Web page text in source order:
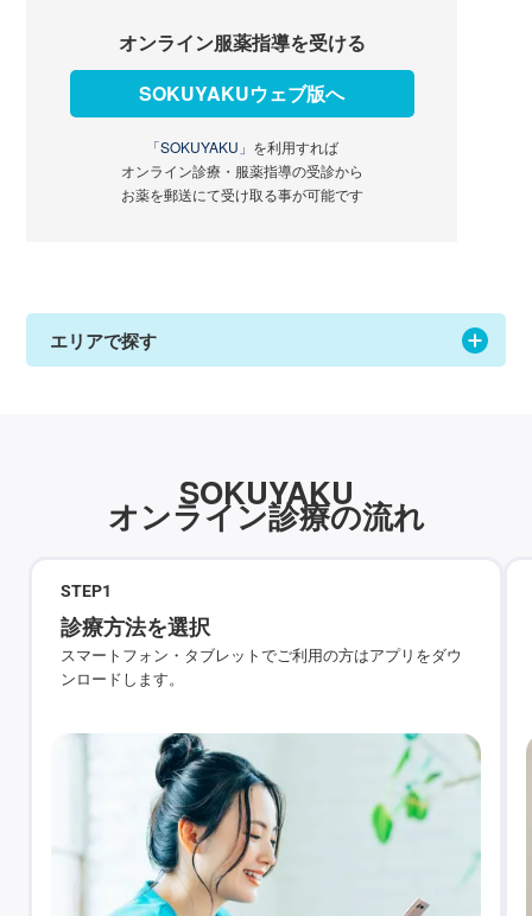
オンライン服薬指導を受ける
SOKUYAKUウェブ版へ
「SOKUYAKU」 を利用すれば
オンライン診療・服薬指導の受診から
お薬を郵送にて受け取る事が可能です
エリアで探す
SOKUYAKU
オンライン診療の流れ
STEP1
診療方法を選択
スマートフォン・タブレットでご利用の方はアプリをダウ
ンロードします。